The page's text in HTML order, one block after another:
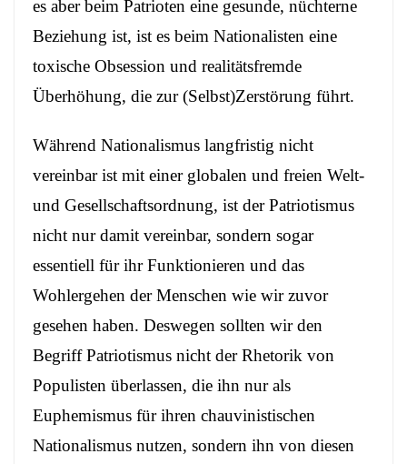
es aber beim Patrioten eine gesunde, nüchterne
Beziehung ist, ist es beim Nationalisten eine
toxische Obsession und realitätsfremde
Überhöhung, die zur (Selbst)Zerstörung führt.
Während Nationalismus langfristig nicht
vereinbar ist mit einer globalen und freien Welt-
und Gesellschaftsordnung, ist der Patriotismus
nicht nur damit vereinbar, sondern sogar
essentiell für ihr Funktionieren und das
Wohlergehen der Menschen wie wir zuvor
gesehen haben. Deswegen sollten wir den
Begriff Patriotismus nicht der Rhetorik von
Populisten überlassen, die ihn nur als
Euphemismus für ihren chauvinistischen
Nationalismus nutzen, sondern ihn von diesen